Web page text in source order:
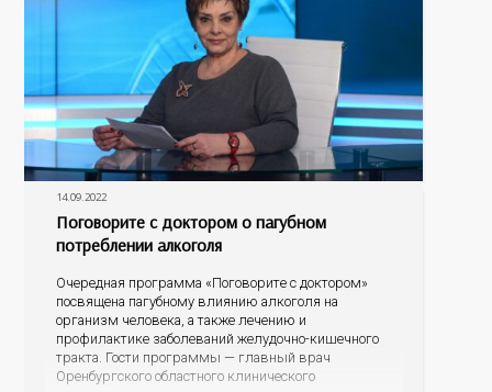
14.09.2022
Поговорите с доктором о пагубном
потреблении алкоголя
Очередная программа «Поговорите с доктором»
посвящена пагубному влиянию алкоголя на
организм человека, а также лечению и
профилактике заболеваний желудочно-кишечного
тракта. Гости программы — главный врач
Оренбургского областного клинического